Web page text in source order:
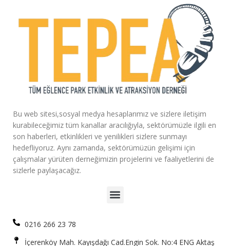
Bu web sitesi,sosyal medya hesaplarımız ve sizlere iletişim
kurabileceğimiz tüm kanallar aracılığıyla, sektörümüzle ilgili en
son haberleri, etkinlikleri ve yenilikleri sizlere sunmayı
hedefliyoruz. Aynı zamanda, sektörümüzün gelişimi için
çalışmalar yürüten derneğimizin projelerini ve faaliyetlerini de
sizlerle paylaşacağız.
0216 266 23 78
İçerenköy Mah. Kayışdağı Cad.Engin Sok. No:4 ENG Aktaş